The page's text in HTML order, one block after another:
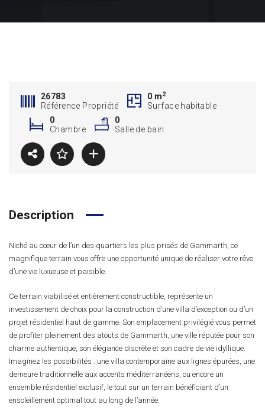
26783
Référence Propriété
0 m2
Surface habitable
0
Chambre
0
Salle de bain
Description
Niché au cœur de l’un des quartiers les plus prisés de Gammarth, ce
magnifique terrain vous offre une opportunité unique de réaliser votre rêve
d’une vie luxueuse et paisible.
Ce terrain viabilisé et entièrement constructible, représente un
investissement de choix pour la construction d’une villa d’exception ou d’un
projet résidentiel haut de gamme. Son emplacement privilégié vous permet
de profiter pleinement des atouts de Gammarth, une ville réputée pour son
charme authentique, son élégance discrète et son cadre de vie idyllique.
Imaginez les possibilités : une villa contemporaine aux lignes épurées, une
demeure traditionnelle aux accents méditerranéens, ou encore un
ensemble résidentiel exclusif, le tout sur un terrain bénéficiant d’un
ensoleillement optimal tout au long de l’année.